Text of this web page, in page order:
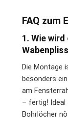
FAQ zum
1. Wie
Die Montage
besonders
am
– fertig! Ideal
Bohrlöcher